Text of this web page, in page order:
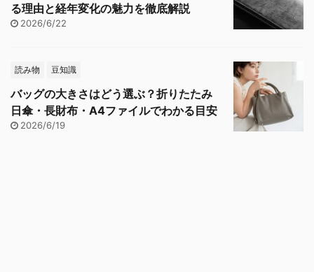
る理由と経年変化の魅力を徹底解説
2026/6/22
読み物 豆知識
バッグの大きさはどう選ぶ？折りたたみ
日傘・長財布・A4ファイルでわかる目安
2026/6/19